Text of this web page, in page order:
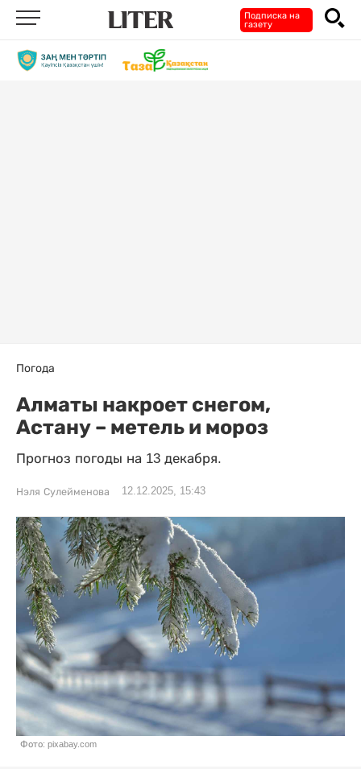
Подписка на
газету
Погода
Алматы накроет снегом,
Астану – метель и мороз
Прогноз погоды на 13 декабря.
Нэля Сулейменова 12.12.2025, 15:43
Фото: pixabay.com